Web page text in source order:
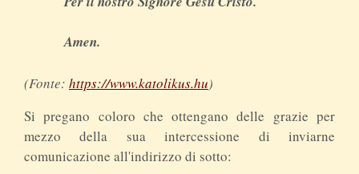
Amen.
(Fonte: https://www.katolikus.hu)
Si pregano coloro che ottengano delle grazie per
mezzo della sua intercessione di inviarne
comunicazione all'indirizzo di sotto: